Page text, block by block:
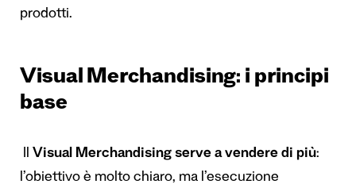
prodotti.
Visual Merchandising: i principi
base
Il Visual Merchandising serve a vendere di più:
l’obiettivo è molto chiaro, ma l’esecuzione